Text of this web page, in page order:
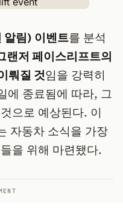
알림) 이벤트를 분석
랜저 페이스리프트의
뤄질 것임을 강력히
에 종료됨에 따라, 그
으로 예상된다. 이
자동차 소식을 가장
을 위해 마련됐다.